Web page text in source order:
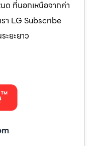
ด ที่นอกเหนือจากค่า
รา LG Subscribe
ะยะยาว